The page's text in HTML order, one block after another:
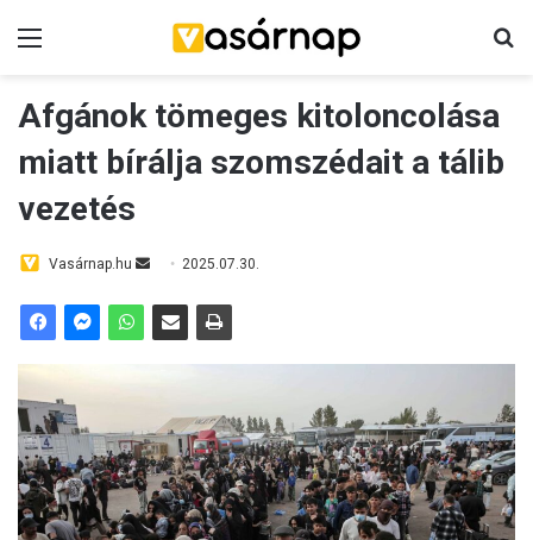
Afgánok tömeges kitoloncolása
miatt bírálja szomszédait a tálib
vezetés
Vasárnap.hu
e
m
a
i
2025.07.30.